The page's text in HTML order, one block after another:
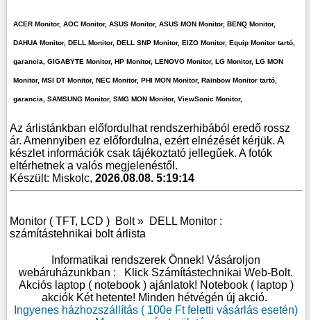
ACER Monitor, AOC Monitor, ASUS Monitor, ASUS MON Monitor, BENQ Monitor,
DAHUA Monitor, DELL Monitor, DELL SNP Monitor, EIZO Monitor, Equip Monitor tartó,
garancia, GIGABYTE Monitor, HP Monitor, LENOVO Monitor, LG Monitor, LG MON
Monitor, MSI DT Monitor, NEC Monitor, PHI MON Monitor, Rainbow Monitor tartó,
garancia, SAMSUNG Monitor, SMG MON Monitor, ViewSonic Monitor,
Az árlistánkban előfordulhat rendszerhibából eredő rossz
ár. Amennyiben ez előfordulna, ezért elnézését kérjük. A
készlet információk csak tájékoztató jellegűek. A fotók
eltérhetnek a valós megjelenéstől.
Készült: Miskolc,2026.08.08. 5:19:14
Monitor ( TFT, LCD ) Bolt » DELL Monitor :
számítástehnikai bolt árlista
Informatikai rendszerek Önnek! Vásároljon
webáruházunkban : Klick Számítástechnikai Web-Bolt.
Akciós laptop ( notebook ) ajánlatok! Notebook ( laptop )
akciók Két hetente! Minden hétvégén új akció.
Ingyenes házhozszállítás ( 100e Ft feletti vásárlás esetén)